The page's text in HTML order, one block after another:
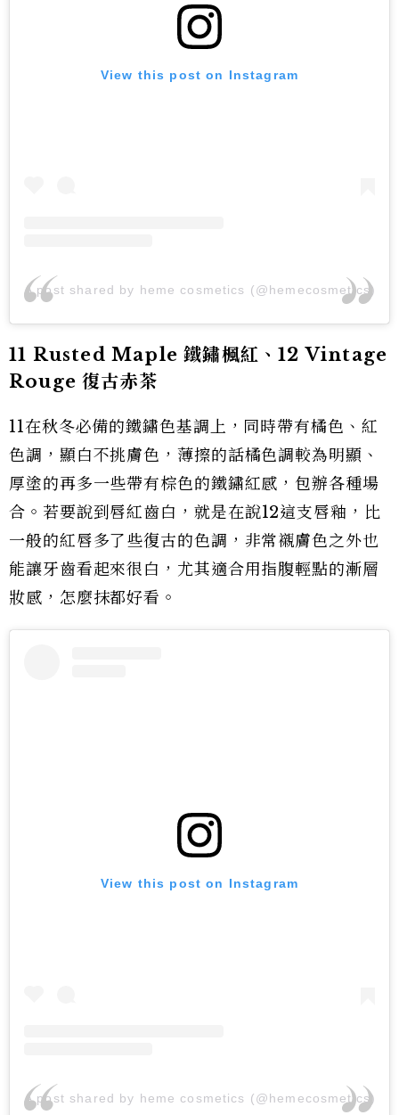
View this post on Instagram
A post shared by heme cosmetics (@hemecosmetics)
11 Rusted Maple 鐵鏽楓紅、12 Vintage
Rouge 復古赤茶
11在秋冬必備的鐵鏽色基調上，同時帶有橘色、紅
色調，顯白不挑膚色，薄擦的話橘色調較為明顯、
厚塗的再多一些帶有棕色的鐵鏽紅感，包辦各種場
合。 若要說到唇紅齒白，就是在說12這支唇釉，比
一般的紅唇多了些復古的色調，非常襯膚色之外也
能讓牙齒看起來很白，尤其適合用指腹輕點的漸層
妝感，怎麼抹都好看。
View this post on Instagram
A post shared by heme cosmetics (@hemecosmetics)